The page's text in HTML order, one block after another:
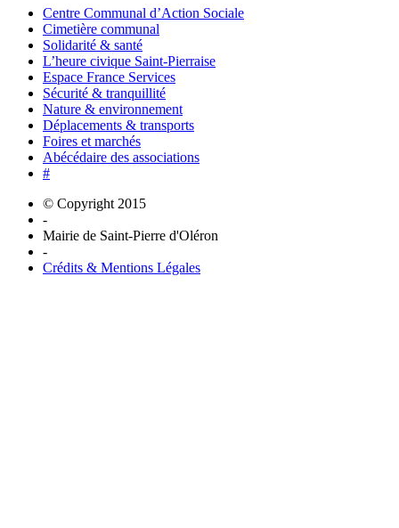
Centre Communal d’Action Sociale
Cimetière communal
Solidarité & santé
L’heure civique Saint-Pierraise
Espace France Services
Sécurité & tranquillité
Nature & environnement
Déplacements & transports
Foires et marchés
Abécédaire des associations
#
© Copyright 2015
-
Mairie de Saint-Pierre d'Oléron
-
Crédits & Mentions Légales